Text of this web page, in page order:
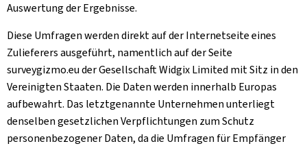
Auswertung der Ergebnisse.
Diese Umfragen werden direkt auf der Internetseite eines
Zulieferers ausgeführt, namentlich auf der Seite
surveygizmo.eu der Gesellschaft Widgix Limited mit Sitz in den
Vereinigten Staaten. Die Daten werden innerhalb Europas
aufbewahrt. Das letztgenannte Unternehmen unterliegt
denselben gesetzlichen Verpflichtungen zum Schutz
personenbezogener Daten, da die Umfragen für Empfänger